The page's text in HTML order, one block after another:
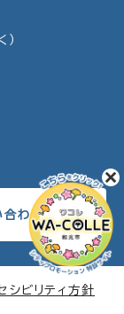
合わせ
シビリティ方針